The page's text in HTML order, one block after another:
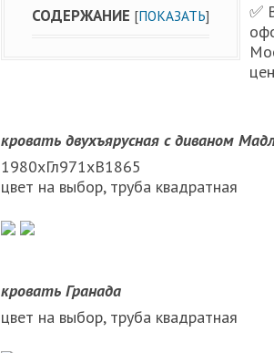
СОДЕРЖАНИЕ [ПОКАЗАТЬ]
✅
кровать двухъярусная с диваном
1980хГл971хВ1865
цвет на выбор, труба квадратная
кровать Гранада
цвет на выбор, труба квадратная